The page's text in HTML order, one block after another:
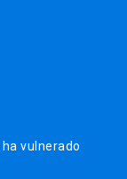
vulnerado